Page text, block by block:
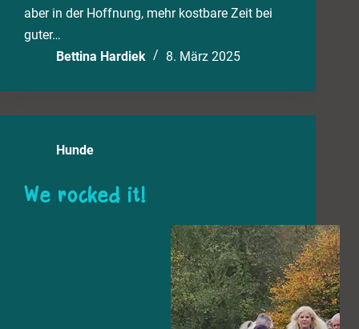
aber in der Hoffnung, mehr kostbare Zeit bei
guter…
Bettina Hardiek
8. März 2025
Hunde
We rocked it!